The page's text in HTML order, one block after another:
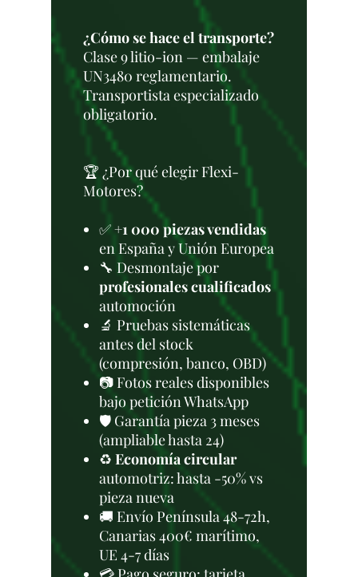
¿Cómo se hace el transporte?
Clase 9 litio-ion — embalaje
UN3480 reglamentario.
Transportista especializado
obligatorio.
🏆 ¿Por qué elegir Flexi-
Motores?
✅+1 000 piezas vendidas
en España y Unión Europea
🔧 Desmontaje por
profesionales cualificados
automoción
🔬 Pruebas sistemáticas
antes del stock
(compresión, banco, OBD)
📷 Fotos reales disponibles
bajo petición WhatsApp
🛡️ Garantía pieza 3 meses
(ampliable hasta 24)
♻️ Economía circular
automotriz: hasta -50% vs
pieza nueva
🚚 Envío Península 48-72h,
Canarias 400€ marítimo,
UE 4-7 días